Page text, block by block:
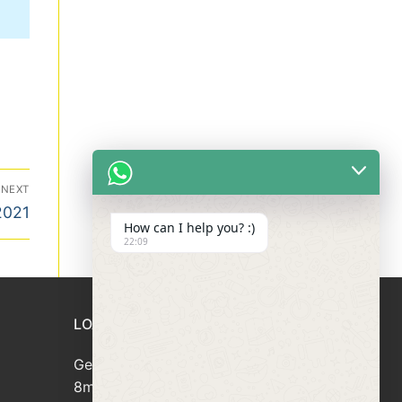
NEXT
LOAN APPLICATION
Get your loan approved within
8minutes
How can I help you? :)
22:09